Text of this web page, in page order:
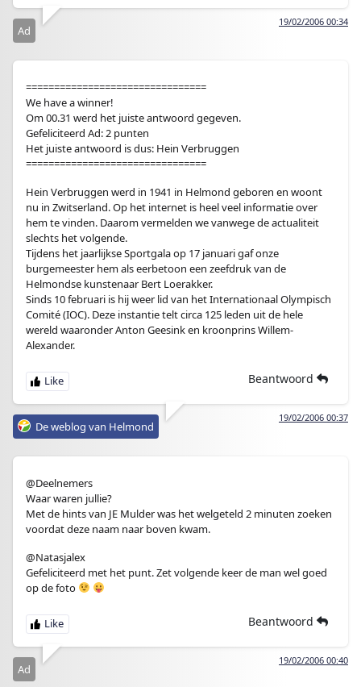
19/02/2006 00:34
Ad
================================
We have a winner!
Om 00.31 werd het juiste antwoord gegeven.
Gefeliciteerd Ad: 2 punten
Het juiste antwoord is dus: Hein Verbruggen
================================
Hein Verbruggen werd in 1941 in Helmond geboren en woont
nu in Zwitserland. Op het internet is heel veel informatie over
hem te vinden. Daarom vermelden we vanwege de actualiteit
slechts het volgende.
Tijdens het jaarlijkse Sportgala op 17 januari gaf onze
burgemeester hem als eerbetoon een zeefdruk van de
Helmondse kunstenaar Bert Loerakker.
Sinds 10 februari is hij weer lid van het Internationaal Olympisch
Comité (IOC). Deze instantie telt circa 125 leden uit de hele
wereld waaronder Anton Geesink en kroonprins Willem-
Alexander.
Beantwoord
19/02/2006 00:37
De weblog van Helmond
@Deelnemers
Waar waren jullie?
Met de hints van JE Mulder was het welgeteld 2 minuten zoeken
voordat deze naam naar boven kwam.
@Natasjalex
Gefeliciteerd met het punt. Zet volgende keer de man wel goed
op de foto
Beantwoord
19/02/2006 00:40
Ad